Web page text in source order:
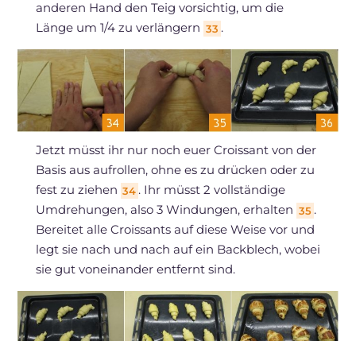
anderen Hand den Teig vorsichtig, um die
Länge um 1/4 zu verlängern 33 .
Jetzt müsst ihr nur noch euer Croissant von der
Basis aus aufrollen, ohne es zu drücken oder zu
fest zu ziehen 34 . Ihr müsst 2 vollständige
Umdrehungen, also 3 Windungen, erhalten 35 .
Bereitet alle Croissants auf diese Weise vor und
legt sie nach und nach auf ein Backblech, wobei
sie gut voneinander entfernt sind.